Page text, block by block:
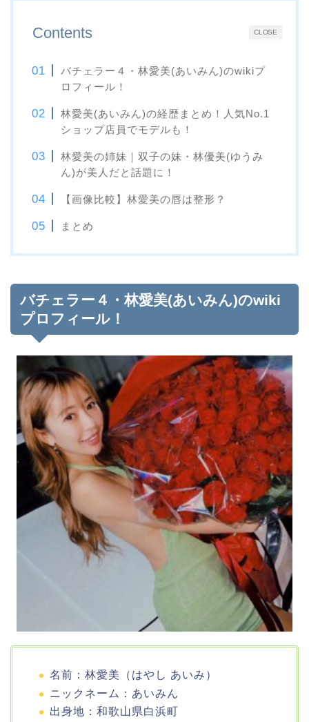
CLOSE
Contents
バチェラー４・林愛美(あいみん)のwikiプ
ロフィール！
林愛美(あいみん)の経歴まとめ！人気No.1
ショップ店員でモデルも！
林愛美の姉妹｜双子の妹・林優美(ゆうみ
ん)が美人だと話題に！
【画像比較】林愛美の唇は整形？
まとめ
バチェラー４・林愛美(あいみん)のwiki
プロフィール！
名前：林愛美（はやし あいみ）
ニックネーム：あいみん
出身地：和歌山県白浜町